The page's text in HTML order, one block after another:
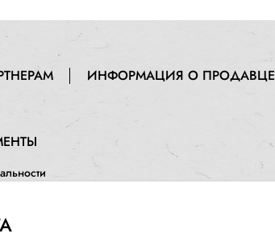
ИНФОРМАЦИЯ О ПРОДАВЦЕ